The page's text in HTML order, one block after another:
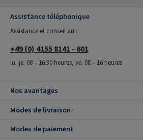
Assistance téléphonique
Assistance et conseil au :
+49 (0) 4155 8141 - 601
lu.-je. 08 – 16:30 heures, ve. 08 – 16 heures
Nos avantages
Modes de livraison
Modes de paiement